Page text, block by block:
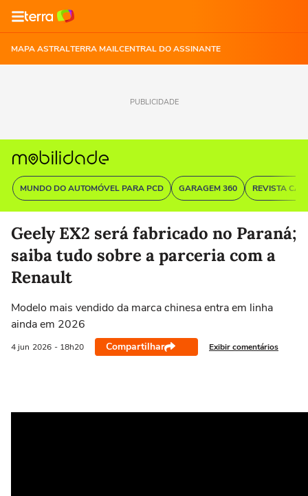
MAPA ASTRALTERRA MAILCENTRAL DO ASSINANTE
PUBLICIDADE
MUNDO DO AUTOMÓVEL PARA PCD GARAGEM 360 REVISTA
Geely EX2 será fabricado no Paraná;
saiba tudo sobre a parceria com a
Renault
Modelo mais vendido da marca chinesa entra em linha
ainda em 2026
4 jun 2026 - 18h20 Compartilhar Exibir comentários